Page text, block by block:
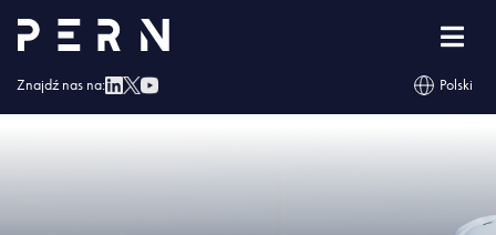
Znajdź nas na: Polski
Strona główna »PERN rusza z kolejnym przetargiem na fotowoltaikę
IMG –